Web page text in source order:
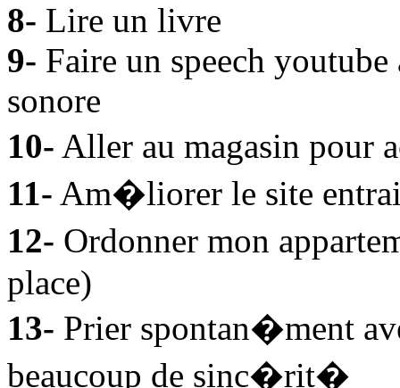
8- Lire un livre
9- Faire un speech
sonore
10- Aller au magasin pour
11- Am�liorer le site
12- Ordonner mon
place)
13- Prier spontan�ment
beaucoup de sinc�rit�